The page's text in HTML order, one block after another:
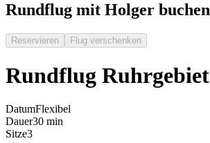
Rundflug mit Holger buchen
Reservieren Flug verschenken
Rundflug Ruhrgebiet
DatumFlexibel
Dauer30 min
Sitze3